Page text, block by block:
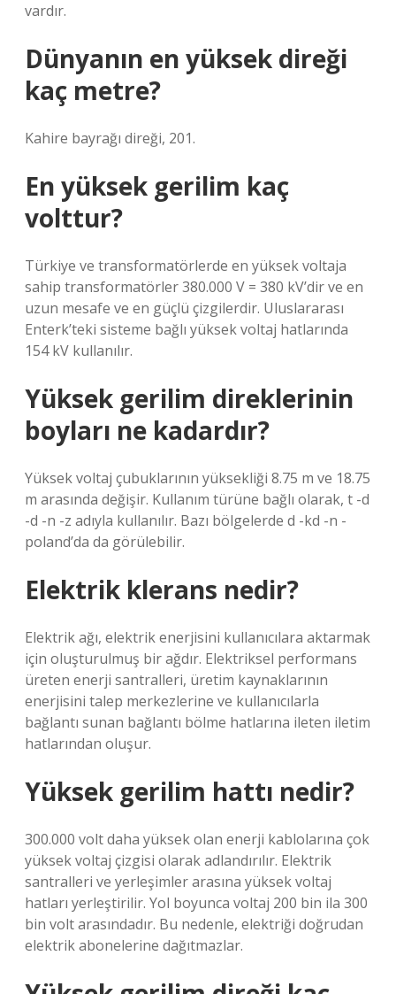
vardır.
Dünyanın en yüksek direği
kaç metre?
Kahire bayrağı direği, 201.
En yüksek gerilim kaç
volttur?
Türkiye ve transformatörlerde en yüksek voltaja
sahip transformatörler 380.000 V = 380 kV’dir ve en
uzun mesafe ve en güçlü çizgilerdir. Uluslararası
Enterk’teki sisteme bağlı yüksek voltaj hatlarında
154 kV kullanılır.
Yüksek gerilim direklerinin
boyları ne kadardır?
Yüksek voltaj çubuklarının yüksekliği 8.75 m ve 18.75
m arasında değişir. Kullanım türüne bağlı olarak, t -d
-d -n -z adıyla kullanılır. Bazı bölgelerde d -kd -n -
poland’da da görülebilir.
Elektrik klerans nedir?
Elektrik ağı, elektrik enerjisini kullanıcılara aktarmak
için oluşturulmuş bir ağdır. Elektriksel performans
üreten enerji santralleri, üretim kaynaklarının
enerjisini talep merkezlerine ve kullanıcılarla
bağlantı sunan bağlantı bölme hatlarına ileten iletim
hatlarından oluşur.
Yüksek gerilim hattı nedir?
300.000 volt daha yüksek olan enerji kablolarına çok
yüksek voltaj çizgisi olarak adlandırılır. Elektrik
santralleri ve yerleşimler arasına yüksek voltaj
hatları yerleştirilir. Yol boyunca voltaj 200 bin ila 300
bin volt arasındadır. Bu nedenle, elektriği doğrudan
elektrik abonelerine dağıtmazlar.